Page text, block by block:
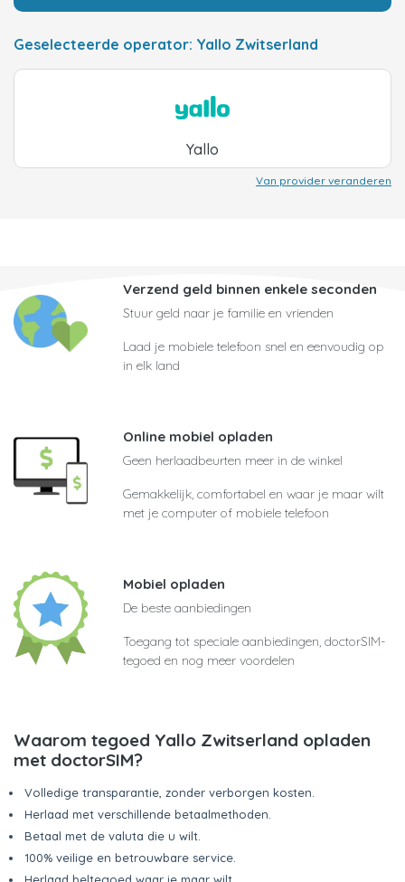
Geselecteerde operator: Yallo Zwitserland
Yallo
Van provider veranderen
Verzend geld binnen enkele seconden
Stuur geld naar je familie en vrienden
Laad je mobiele telefoon snel en eenvoudig op
in elk land
Online mobiel opladen
Geen herlaadbeurten meer in de winkel
Gemakkelijk, comfortabel en waar je maar wilt
met je computer of mobiele telefoon
Mobiel opladen
De beste aanbiedingen
Toegang tot speciale aanbiedingen, doctorSIM-
tegoed en nog meer voordelen
Waarom tegoed Yallo Zwitserland opladen
met doctorSIM?
Volledige transparantie, zonder verborgen kosten.
Herlaad met verschillende betaalmethoden.
Betaal met de valuta die u wilt.
100% veilige en betrouwbare service.